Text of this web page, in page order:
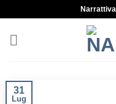
content
31
Lug